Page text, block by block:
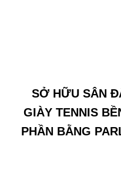
SỞ HỮU SÂN
GIÀY TENNIS
PHẦN BẰNG